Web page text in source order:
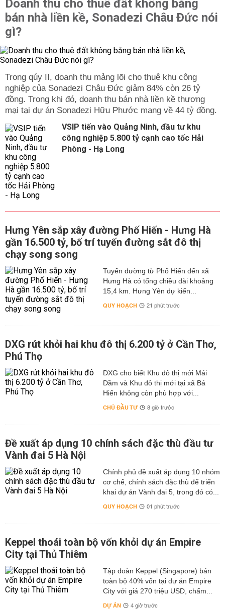
Doanh thu cho thuê đất không bằng
bán nhà liền kề, Sonadezi Châu Đức nói
gì?
Trong qúy II, doanh thu mảng lõi cho thuê khu công
nghiệp của Sonadezi Châu Đức giảm 84% còn 26 tỷ
đồng. Trong khi đó, doanh thu bán nhà liền kề thương
mại tại dự án Sonadezi Hữu Phước mang về 44 tỷ đồng.
VSIP tiến vào Quảng Ninh, đầu tư khu
công nghiệp 5.800 tỷ cạnh cao tốc Hải
Phòng - Hạ Long
Hưng Yên sắp xây đường Phố Hiến - Hưng Hà
gần 16.500 tỷ, bố trí tuyến đường sắt đô thị
chạy song song
Tuyến đường từ Phố Hiến đến xã
Hưng Hà có tổng chiều dài khoảng
15,4 km. Hưng Yên dự kiến...
QUY HOẠCH 21 phút trước
DXG rút khỏi hai khu đô thị 6.200 tỷ ở Cần Thơ,
Phú Thọ
DXG cho biết Khu đô thị mới Mái
Dầm và Khu đô thị mới tại xã Bá
Hiến không còn phù hợp với...
CHỦ ĐẦU TƯ 8 giờ trước
Đề xuất áp dụng 10 chính sách đặc thù đầu tư
Vành đai 5 Hà Nội
Chính phủ đề xuất áp dụng 10 nhóm
cơ chế, chính sách đặc thù để triển
khai dự án Vành đai 5, trong đó có...
QUY HOẠCH 01 phút trước
Keppel thoái toàn bộ vốn khỏi dự án Empire
City tại Thủ Thiêm
Tập đoàn Keppel (Singapore) bán
toàn bộ 40% vốn tại dự án Empire
City với giá 270 triệu USD, chấm...
DỰ ÁN 4 giờ trước